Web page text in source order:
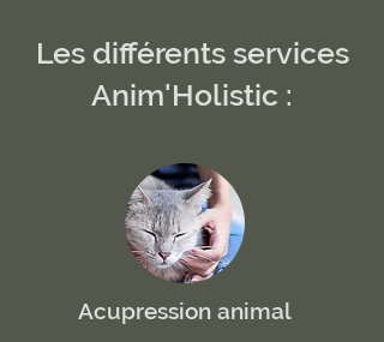
Les différents services
Anim'Holistic :
Acupression animal